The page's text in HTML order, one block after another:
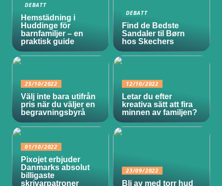
DEBATT
Hemstädning i
Huddinge för
barnfamiljer – en
praktisk guide
DEBATT
Find de Bedste
Sandaler til Børn
hos Skechers
25/10/2022
Välj inte bara utifrån
pris när du väljer en
begravningsbyrå
12/10/2022
Letar du efter
kreativa sätt att fira
minnen av familjen?
01/10/2022
Pixojet erbjuder
Danmarks absolut
billigaste
skrivarpatroner
23/09/2022
Bli av med torr hud